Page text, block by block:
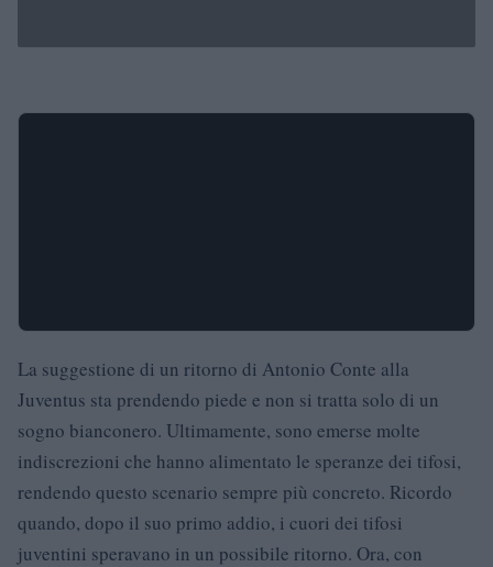
La suggestione di un ritorno di Antonio Conte alla
Juventus sta prendendo piede e non si tratta solo di un
sogno bianconero. Ultimamente, sono emerse molte
indiscrezioni che hanno alimentato le speranze dei tifosi,
rendendo questo scenario sempre più concreto. Ricordo
quando, dopo il suo primo addio, i cuori dei tifosi
juventini speravano in un possibile ritorno. Ora, con